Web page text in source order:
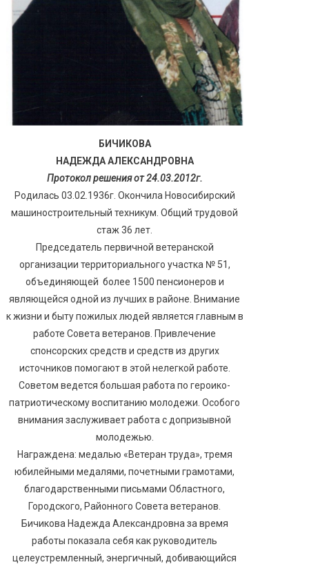
БИЧИКОВА
НАДЕЖДА АЛЕКСАНДРОВНА
Протокол решения от 24.03.2012г.
Родилась 03.02.1936г. Окончила Новосибирский
машиностроительный техникум. Общий трудовой
стаж 36 лет.
Председатель первичной ветеранской
организации территориального участка № 51,
объединяющей более 1500 пенсионеров и
являющейся одной из лучших в районе. Внимание
к жизни и быту пожилых людей является главным в
работе Совета ветеранов. Привлечение
спонсорских средств и средств из других
источников помогают в этой нелегкой работе.
Советом ведется большая работа по героико-
патриотическому воспитанию молодежи. Особого
внимания заслуживает работа с допризывной
молодежью.
Награждена: медалью «Ветеран труда», тремя
юбилейными медалями, почетными грамотами,
благодарственными письмами Областного,
Городского, Районного Совета ветеранов.
Бичикова Надежда Александровна за время
работы показала себя как руководитель
целеустремленный, энергичный, добивающийся